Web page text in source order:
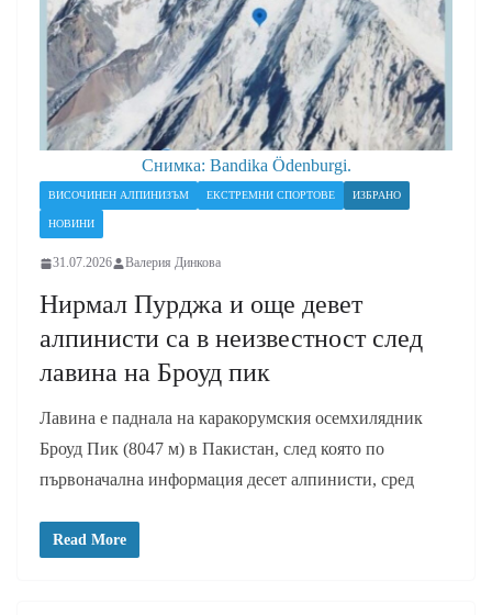
Снимка: Bandika Ödenburgi.
ВИСОЧИНЕН АЛПИНИЗЪМ ЕКСТРЕМНИ СПОРТОВЕ ИЗБРАНО
НОВИНИ
31.07.2026 Валерия Динкова
Нирмал Пурджа и още девет
алпинисти са в неизвестност след
лавина на Броуд пик
Лавина е паднала на каракорумския осемхилядник
Броуд Пик (8047 м) в Пакистан, след която по
първоначална информация десет алпинисти, сред
Read More